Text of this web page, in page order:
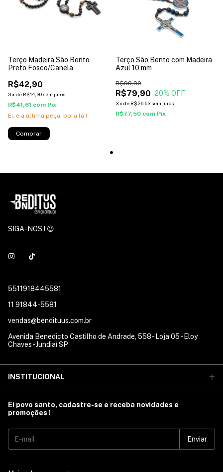
Terço Madeira São Bento
Preto Fosco/Canela
R$42,90
3x de R$14,30 sem juros
R$41,61 com Pix
Ei, é a última peça, bora lá !
Terço São Bento com Madeira
Azul 10 mm
R$79,90
R$99,90
20% OFF
3x de R$26,63 sem juros
R$77,50 com Pix
SIGA-NOS ! 😉
5511918445581
11 91844-5581
vendas@bendituus.com.br
Avenida Benedicto Castilho de Andrade, 558 - Loja 05 - Eloy
Chaves - Jundiaí SP
INSTITUCIONAL
Ei povo santo, cadastre-se e receba novidades e
promoções !